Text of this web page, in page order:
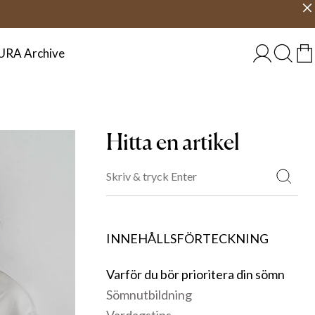
SVERIGE
Archive
Hitta en artikel
INNEHÅLLSFÖRTECKNING
Varför du bör prioritera din sömn
Sömnutbildning